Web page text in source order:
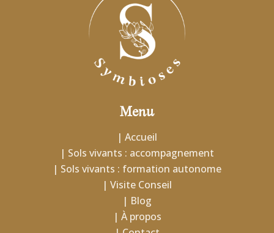
Menu
| Accueil
| Sols vivants : accompagnement
| Sols vivants : formation autonome
| Visite Conseil
| Blog
| À propos